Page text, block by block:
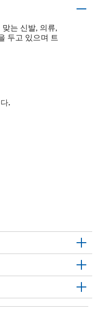
는 신발, 의류,
두고 있으며 트
.